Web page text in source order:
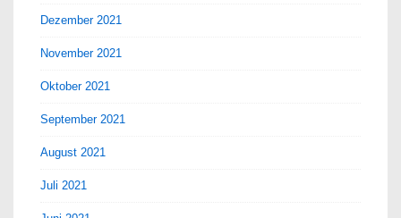
Dezember 2021
November 2021
Oktober 2021
September 2021
August 2021
Juli 2021